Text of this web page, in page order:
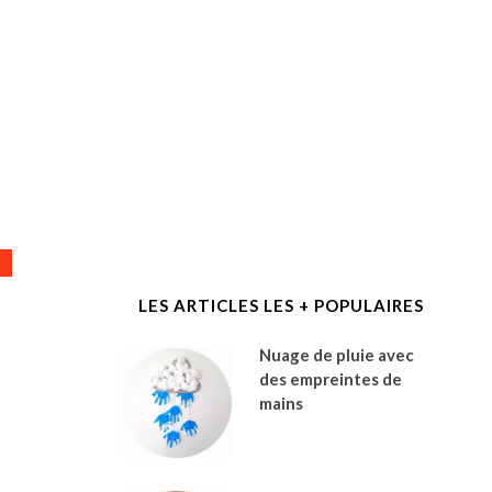
LES ARTICLES LES + POPULAIRES
Nuage de pluie avec
des empreintes de
mains